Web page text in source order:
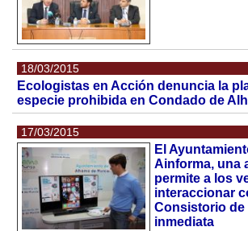
18/03/2015
Ecologistas en Acción denuncia la
especie prohibida en Condado de
17/03/2015
El
Ainforma, una
permite a los
interaccionar
Consistorio de
inmediata